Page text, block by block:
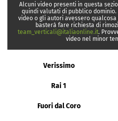
Alcuni video presenti in questa
quindi valutati di pubblico
video o gli autori avessero
basterà fare richiesta di
team_verticali@italiaonline.it.
video nel minor
Verissimo
Rai 1
Fuori dal Coro